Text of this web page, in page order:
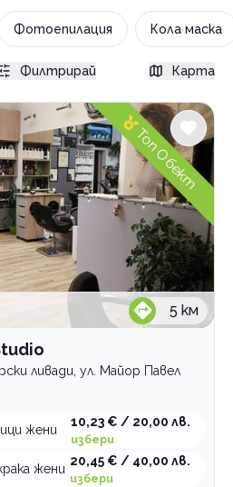
Фотоепилация Кола маска
5 км
ливади, ул. Майор Павел
жени
10,23 € / 20,00 лв.
избери
жени
20,45 € / 40,00 лв.
избери
Топ Обект
Филтрирай Карта